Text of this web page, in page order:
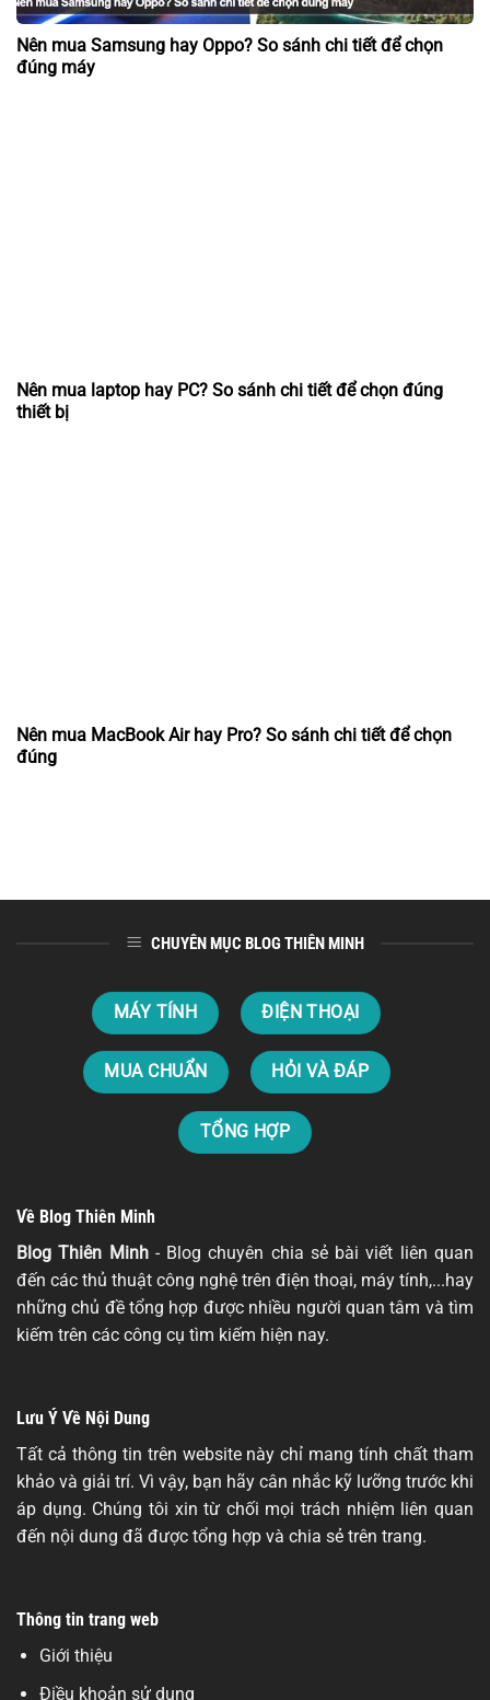
Nên mua Samsung hay Oppo? So sánh chi tiết để chọn
đúng máy
Nên mua laptop hay PC? So sánh chi tiết để chọn đúng
thiết bị
Nên mua MacBook Air hay Pro? So sánh chi tiết để chọn
đúng
CHUYÊN MỤC BLOG THIÊN MINH
MÁY TÍNH ĐIỆN THOẠI
MUA CHUẨN HỎI VÀ ĐÁP
TỔNG HỢP
Về Blog Thiên Minh
Blog Thiên Minh- Blog chuyên chia sẻ bài viết liên quan
đến các thủ thuật công nghệ trên điện thoại, máy tính,...hay
những chủ đề tổng hợp được nhiều người quan tâm và tìm
kiếm trên các công cụ tìm kiếm hiện nay.
Lưu Ý Về Nội Dung
Tất cả thông tin trên website này chỉ mang tính chất tham
khảo và giải trí. Vì vậy, bạn hãy cân nhắc kỹ lưỡng trước khi
áp dụng. Chúng tôi xin từ chối mọi trách nhiệm liên quan
đến nội dung đã được tổng hợp và chia sẻ trên trang.
Thông tin trang web
Giới thiệu
Điều khoản sử dụng